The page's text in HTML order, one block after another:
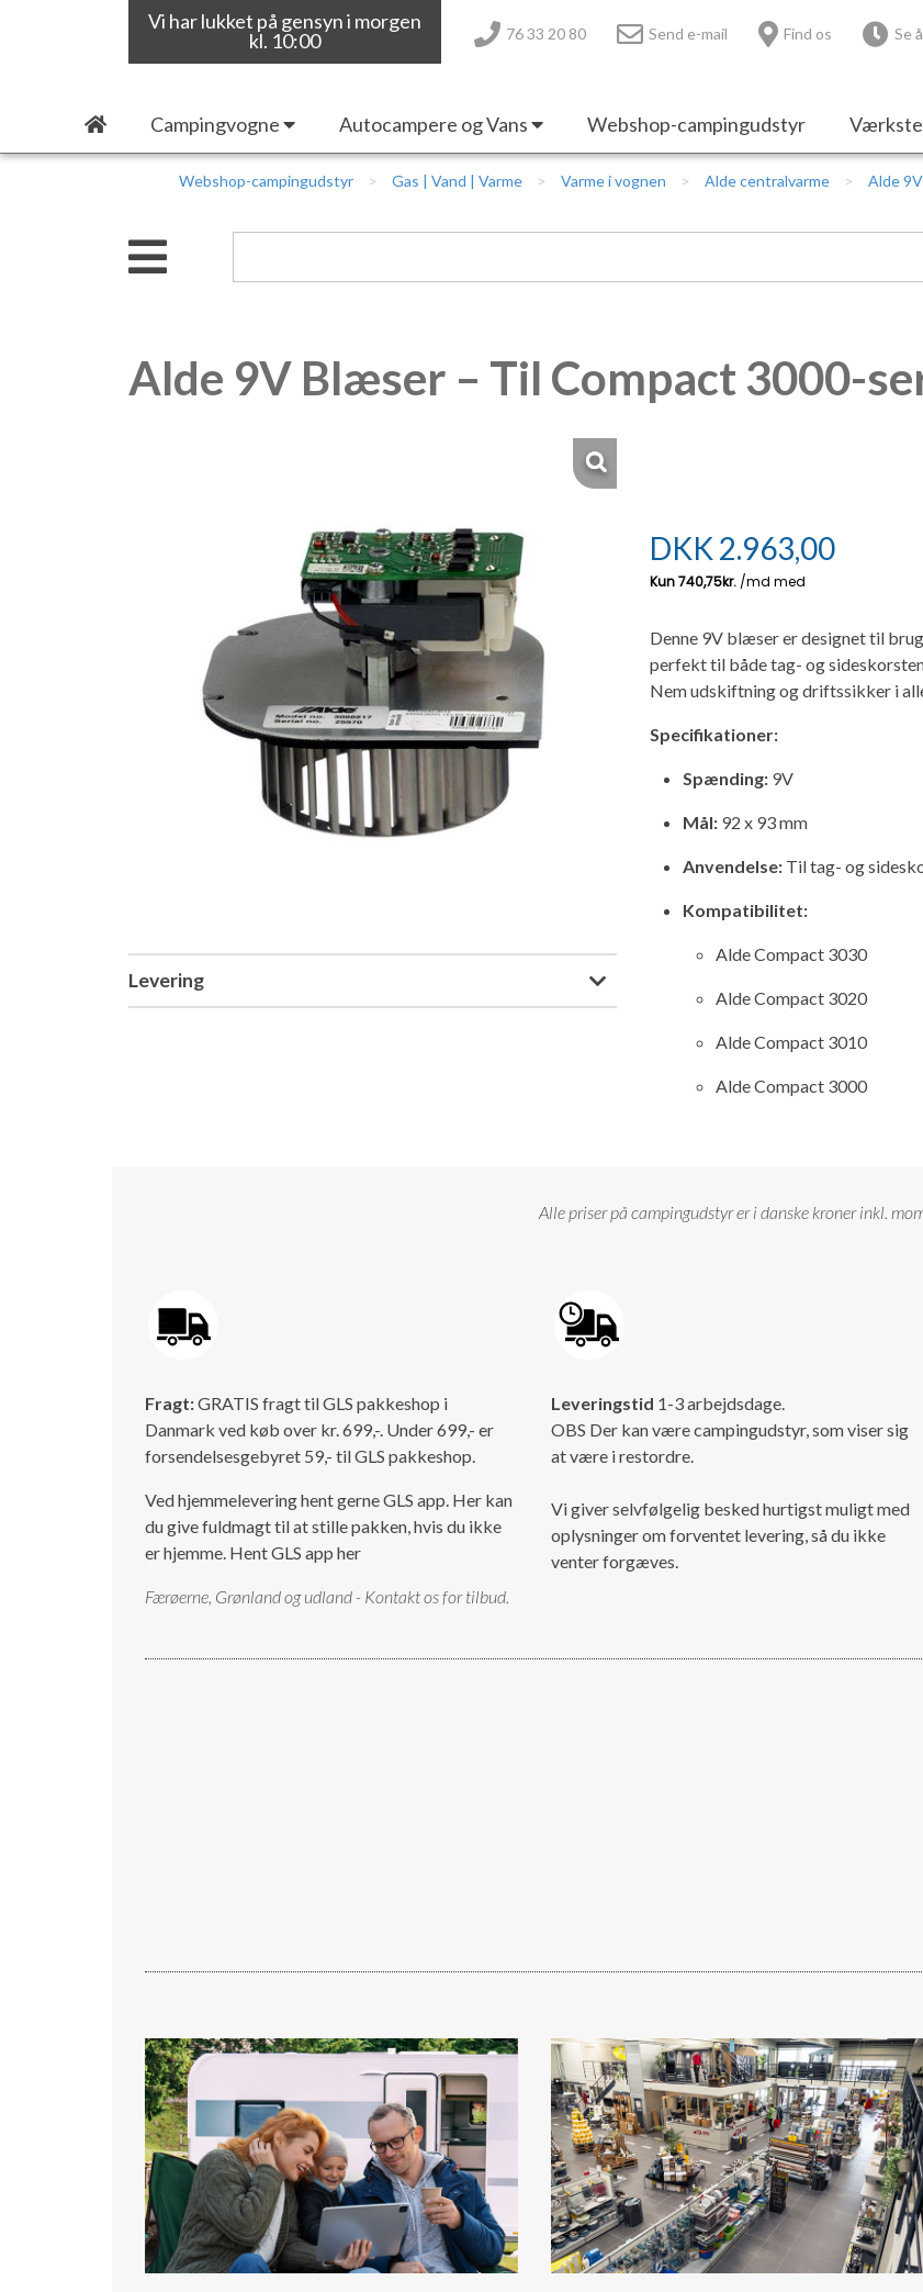
Vi har lukket på gensyn i morgen
kl. 10:00
76 33 20 80 Send e-mail Find os Se
Campingvogne Autocampere og Vans Webshop-campingudstyr
Webshop-campingudstyr Gas | Vand | Varme Varme i vognen Alde centralvarme Alde
Alde 9V Blæser – Til Compact 3000-
Levering
DKK 2.963,00
Denne 9V blæser er designet til
perfekt til både tag- og
Nem udskiftning og driftssikker i
Specifikationer:
Spænding: 9V
Mål: 92 x 93 mm
Anvendelse: Til tag- og
Kompatibilitet:
Alde Compact 3030
Alde Compact 3020
Alde Compact 3010
Alde Compact 3000
Alle priser på campingudstyr er i danske kroner inkl.
Fragt:GRATIS fragt til GLS pakkeshop i
Danmark ved køb over kr. 699,-. Under 699,- er
forsendelsesgebyret 59,- til GLS pakkeshop.
Ved hjemmelevering hent gerne GLS app. Her kan
du give fuldmagt til at stille pakken, hvis du ikke
er hjemme. Hent GLS app her
Færøerne, Grønland og udland - Kontakt os for tilbud.
Leveringstid 1-3 arbejdsdage.
OBS Der kan være campingudstyr, som viser sig
at være i restordre.
Vi giver selvfølgelig besked hurtigst muligt med
oplysninger om forventet levering, så du ikke
venter forgæves.